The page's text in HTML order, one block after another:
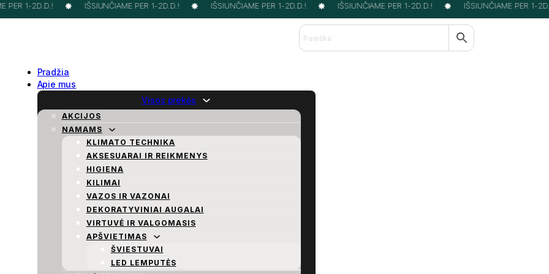
PER 1-2D.D.! IŠSIUNČIAME PER 1-2D.D.! IŠSIUNČIAME PER 1-2D.D.! IŠSIUNČIAME PER 1-2D.D.! IŠSIUNČIAME PER 1-
Pradžia
Apie mus
Visos prekės
AKCIJOS
NAMAMS
KLIMATO TECHNIKA
AKSESUARAI IR REIKMENYS
HIGIENA
KILIMAI
VAZOS IR VAZONAI
DEKORATYVINIAI AUGALAI
VIRTUVĖ IR VALGOMASIS
APŠVIETIMAS
ŠVIESTUVAI
LED LEMPUTĖS